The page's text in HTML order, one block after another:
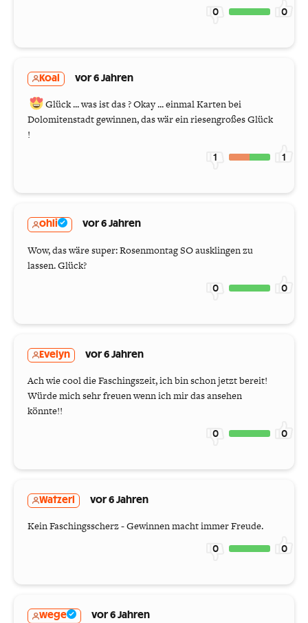
0 0
Koal vor 6 Jahren
Glück ... was ist das ? Okay ... einmal Karten bei
Dolomitenstadt gewinnen, das wär ein riesengroßes Glück
!
1 1
ohli vor 6 Jahren
Wow, das wäre super: Rosenmontag SO ausklingen zu
lassen. Glück?
0 0
Evelyn vor 6 Jahren
Ach wie cool die Faschingszeit, ich bin schon jetzt bereit!
Würde mich sehr freuen wenn ich mir das ansehen
könnte!!
0 0
Watzerl vor 6 Jahren
Kein Faschingsscherz - Gewinnen macht immer Freude.
0 0
wege vor 6 Jahren